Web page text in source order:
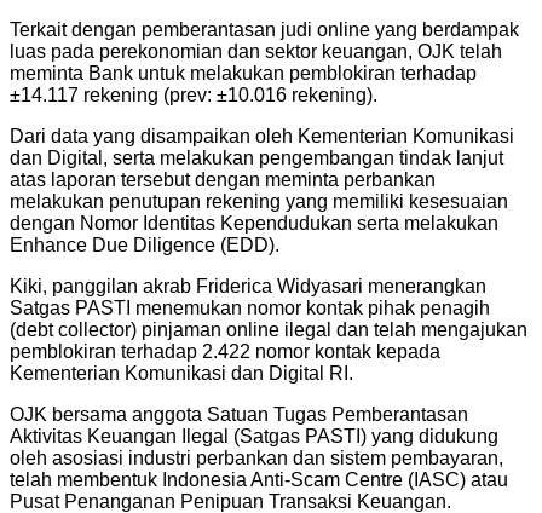
Terkait dengan pemberantasan judi online yang berdampak
luas pada perekonomian dan sektor keuangan, OJK telah
meminta Bank untuk melakukan pemblokiran terhadap
±14.117 rekening (prev: ±10.016 rekening).
Dari data yang disampaikan oleh Kementerian Komunikasi
dan Digital, serta melakukan pengembangan tindak lanjut
atas laporan tersebut dengan meminta perbankan
melakukan penutupan rekening yang memiliki kesesuaian
dengan Nomor Identitas Kependudukan serta melakukan
Enhance Due Diligence (EDD).
Kiki, panggilan akrab Friderica Widyasari menerangkan
Satgas PASTI menemukan nomor kontak pihak penagih
(debt collector) pinjaman online ilegal dan telah mengajukan
pemblokiran terhadap 2.422 nomor kontak kepada
Kementerian Komunikasi dan Digital RI.
OJK bersama anggota Satuan Tugas Pemberantasan
Aktivitas Keuangan Ilegal (Satgas PASTI) yang didukung
oleh asosiasi industri perbankan dan sistem pembayaran,
telah membentuk Indonesia Anti-Scam Centre (IASC) atau
Pusat Penanganan Penipuan Transaksi Keuangan.